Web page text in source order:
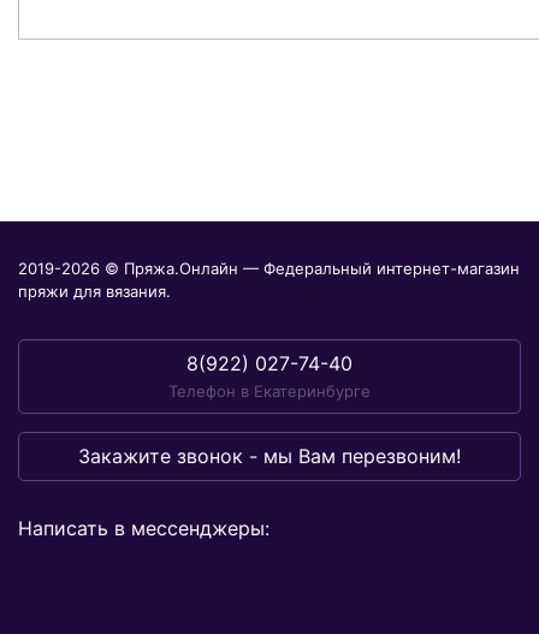
2019-2026 © Пряжа.Онлайн — Федеральный интернет-магазин
пряжи для вязания.
8(922) 027-74-40
Телефон в Екатеринбурге
Закажите звонок - мы Вам перезвоним!
Написать в мессенджеры: